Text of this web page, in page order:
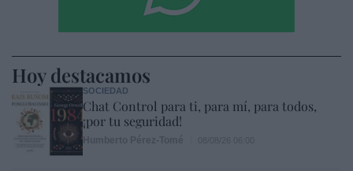
Hoy destacamos
SOCIEDAD
Chat Control para ti, para mí, para todos,
¡por tu seguridad!